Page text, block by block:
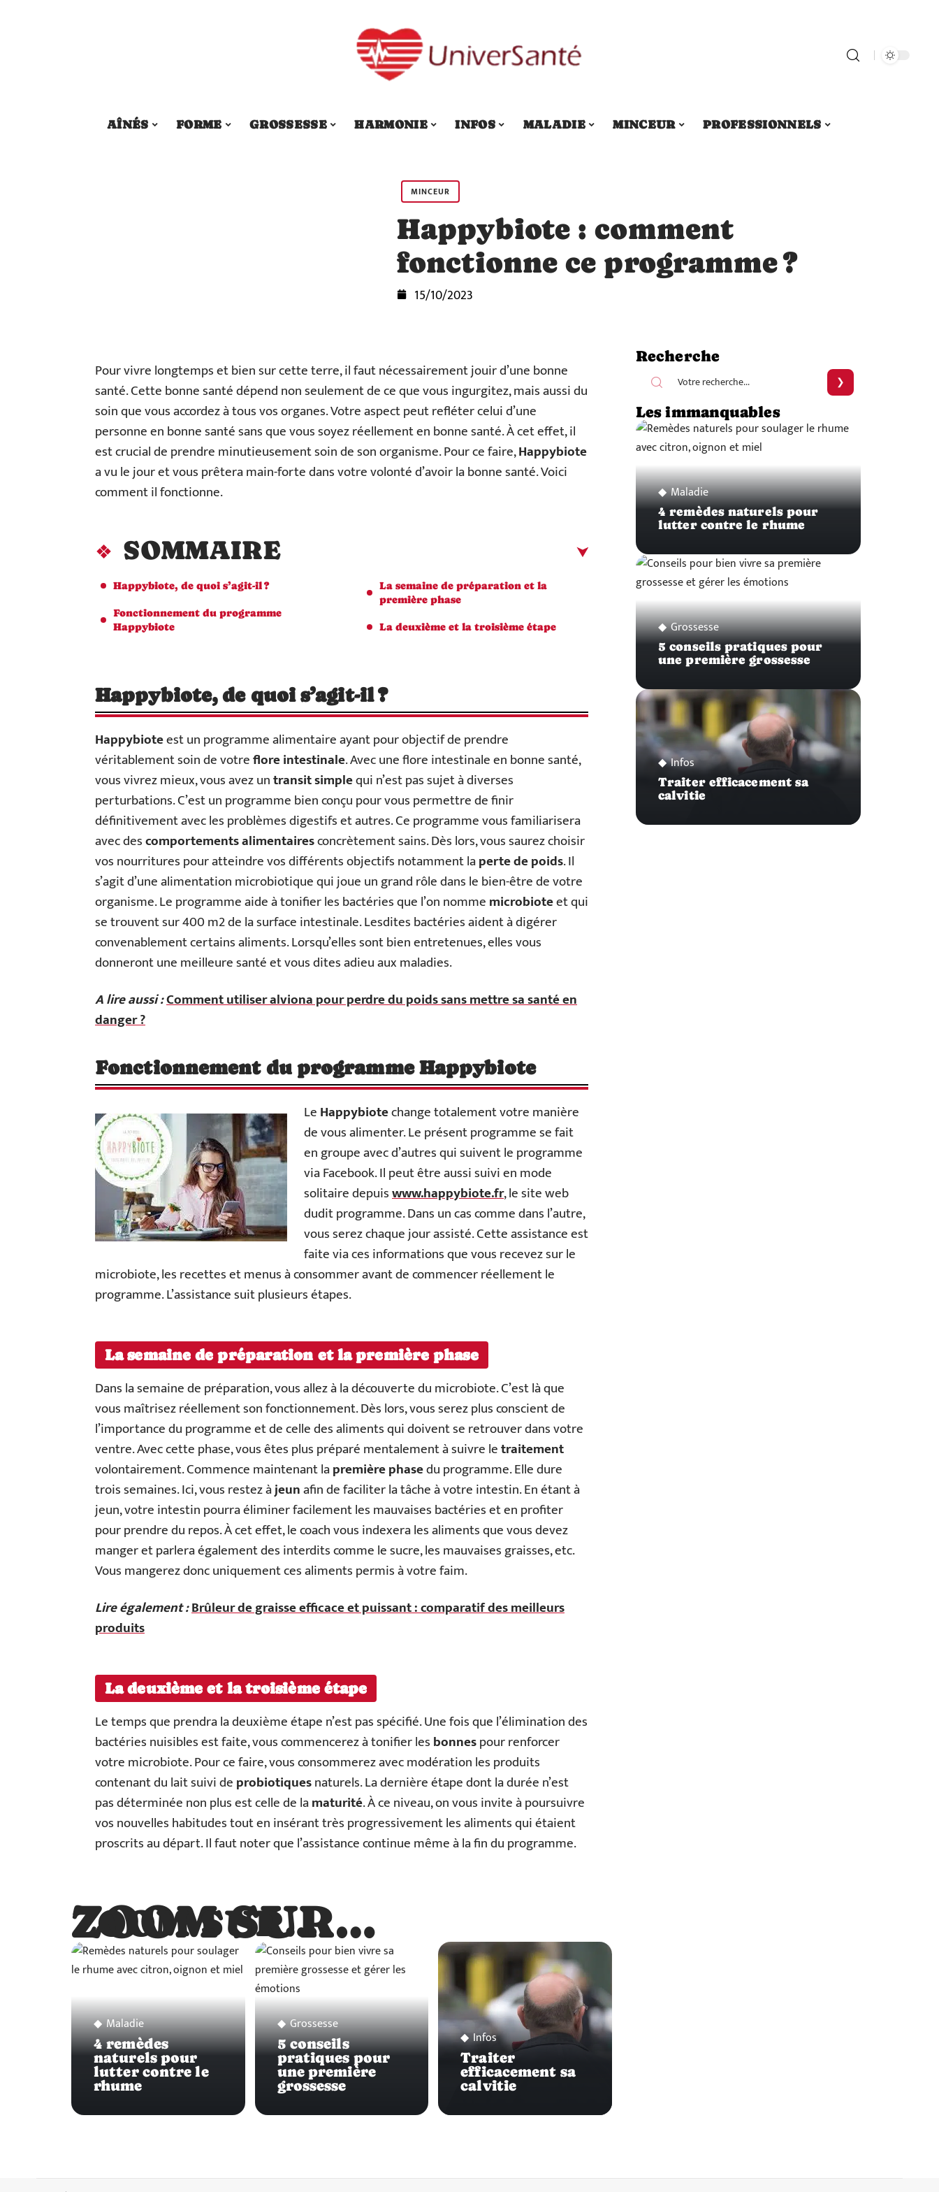
AÎNÉS FORME GROSSESSE HARMONIE INFOS MALADIE MINCEUR PROFESSIONNELS
MINCEUR
Happybiote : comment
fonctionne ce programme ?
15/10/2023
Pour vivre longtemps et bien sur cette terre, il faut nécessairement jouir d’une bonne
santé. Cette bonne santé dépend non seulement de ce que vous ingurgitez, mais aussi du
soin que vous accordez à tous vos organes. Votre aspect peut refléter celui d’une
personne en bonne santé sans que vous soyez réellement en bonne santé. À cet effet, il
est crucial de prendre minutieusement soin de son organisme. Pour ce faire,Happybiote
a vu le jour et vous prêtera main-forte dans votre volonté d’avoir la bonne santé. Voici
comment il fonctionne.
SOMMAIRE
Happybiote, de quoi s’agit-il ?
Fonctionnement du programme
Happybiote
La semaine de préparation et la
première phase
La deuxième et la troisième étape
Happybiote, de quoi s’agit-il ?
Happybioteest un programme alimentaire ayant pour objectif de prendre
véritablement soin de votreflore intestinale. Avec une flore intestinale en bonne santé,
vous vivrez mieux, vous avez untransit simplequi n’est pas sujet à diverses
perturbations. C’est un programme bien conçu pour vous permettre de finir
définitivement avec les problèmes digestifs et autres. Ce programme vous familiarisera
avec descomportements alimentairesconcrètement sains. Dès lors, vous saurez choisir
vos nourritures pour atteindre vos différents objectifs notamment laperte de poids. Il
s’agit d’une alimentation microbiotique qui joue un grand rôle dans le bien-être de votre
organisme. Le programme aide à tonifier les bactéries que l’on nommemicrobioteet qui
se trouvent sur 400 m2 de la surface intestinale. Lesdites bactéries aident à digérer
convenablement certains aliments. Lorsqu’elles sont bien entretenues, elles vous
donneront une meilleure santé et vous dites adieu aux maladies.
A lire aussi :Comment utiliser alviona pour perdre du poids sans mettre sa santé en
danger ?
Fonctionnement du programme Happybiote
LeHappybiotechange totalement votre manière
de vous alimenter. Le présent programme se fait
en groupe avec d’autres qui suivent le programme
via Facebook. Il peut être aussi suivi en mode
solitaire depuiswww.happybiote.fr, le site web
dudit programme. Dans un cas comme dans l’autre,
vous serez chaque jour assisté. Cette assistance est
faite via ces informations que vous recevez sur le
microbiote, les recettes et menus à consommer avant de commencer réellement le
programme. L’assistance suit plusieurs étapes.
La semaine de préparation et la première phase
Dans la semaine de préparation, vous allez à la découverte du microbiote. C’est là que
vous maîtrisez réellement son fonctionnement. Dès lors, vous serez plus conscient de
l’importance du programme et de celle des aliments qui doivent se retrouver dans votre
ventre. Avec cette phase, vous êtes plus préparé mentalement à suivre letraitement
volontairement. Commence maintenant lapremière phasedu programme. Elle dure
trois semaines. Ici, vous restez àjeunafin de faciliter la tâche à votre intestin. En étant à
jeun, votre intestin pourra éliminer facilement les mauvaises bactéries et en profiter
pour prendre du repos. À cet effet, le coach vous indexera les aliments que vous devez
manger et parlera également des interdits comme le sucre, les mauvaises graisses, etc.
Vous mangerez donc uniquement ces aliments permis à votre faim.
Lire également :Brûleur de graisse efficace et puissant : comparatif des meilleurs
produits
La deuxième et la troisième étape
Le temps que prendra la deuxième étape n’est pas spécifié. Une fois que l’élimination des
bactéries nuisibles est faite, vous commencerez à tonifier lesbonnespour renforcer
votre microbiote. Pour ce faire, vous consommerez avec modération les produits
contenant du lait suivi deprobiotiquesnaturels. La dernière étape dont la durée n’est
pas déterminée non plus est celle de lamaturité. À ce niveau, on vous invite à poursuivre
vos nouvelles habitudes tout en insérant très progressivement les aliments qui étaient
proscrits au départ. Il faut noter que l’assistance continue même à la fin du programme.
ZOOM SUR…
ZOOM SUR…
Maladie
4 remèdes
naturels pour
lutter contre le
rhume
Grossesse
5 conseils
pratiques pour
une première
grossesse
Infos
Traiter
efficacement sa
calvitie
Recherche
Les immanquables
Maladie
4 remèdes naturels pour
lutter contre le rhume
Grossesse
5 conseils pratiques pour
une première grossesse
Infos
Traiter efficacement sa
calvitie